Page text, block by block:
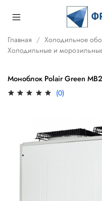
Главная
Холодильное
Холодильные и
Моноблок Polair Green
(0)